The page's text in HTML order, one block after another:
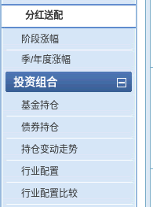
分红送配
阶段涨幅
季/年度涨幅
投资组合
基金持仓
债券持仓
持仓变动走势
行业配置
行业配置比较